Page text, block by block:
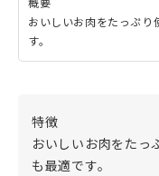
おいしいお肉をたっぷり
す。
特徴
おいしいお肉をたっ
も最適です。